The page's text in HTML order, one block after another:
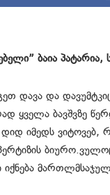
ბაია
დავა და
ყველა ბავშვზე
იმედს ვიტოვებ,